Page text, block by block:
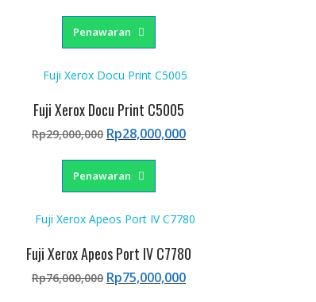
adalah:
Rp95,000,000.
Penawaran
Fuji Xerox Docu Print C5005
Rp29,000,000 Harga
adalah:
Rp29,000,000.
Rp28,000,000Harga
Penawaran
Fuji Xerox Apeos Port IV C7780
Rp76,000,000 Harga
Rp75,000,000Harga